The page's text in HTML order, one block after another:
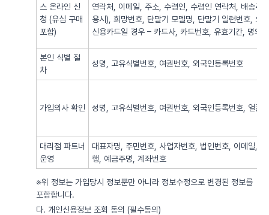
스 온라인 신
청 (유심 구매
포함)
연락처, 이메일, 주소, 수령인, 수령인 연락처, 배송주
용시), 희망번호, 단말기 모델명, 단말기 일련번호, 요
신용카드일 경우 – 카드사, 카드번호, 유효기간, 명의
본인 식별 절
차
성명, 고유식별번호, 여권번호, 외국인등록번호
가입의사 확인 성명, 고유식별번호, 여권번호, 외국인등록번호, 얼굴
대리점 파트너
운영
대표자명, 주민번호, 사업자번호, 법인번호, 이메일,
행, 예금주명, 계좌번호
※위 정보는 가입당시 정보뿐만 아니라 정보수정으로 변경된 정보를
포함합니다.
다. 개인신용정보 조회 동의 (필수동의)